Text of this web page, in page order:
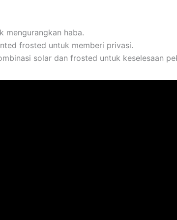
mengurangkan haba.
frosted untuk memberi privasi.
solar dan frosted untuk keselesaan